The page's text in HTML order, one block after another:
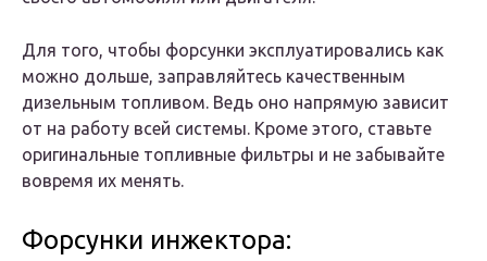
Для того, чтобы форсунки эксплуатировались как
можно дольше, заправляйтесь качественным
дизельным топливом. Ведь оно напрямую зависит
от на работу всей системы. Кроме этого, ставьте
оригинальные топливные фильтры и не забывайте
вовремя их менять.
Форсунки инжектора: